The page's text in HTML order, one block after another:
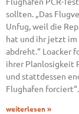
sollten. „Das
Unfug, weil die
hat und ihr jetzt im
abdreht.“ Loacker
ihrer Planlosigkeit
und stattdessen
Flughafen forciert“.
weiterlesen »